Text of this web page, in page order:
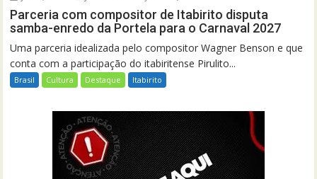
Parceria com compositor de Itabirito disputa
samba-enredo da Portela para o Carnaval 2027
Uma parceria idealizada pelo compositor Wagner Benson e que
conta com a participação do itabiritense Pirulito...
Brasil Cultura Destaque Itabirito